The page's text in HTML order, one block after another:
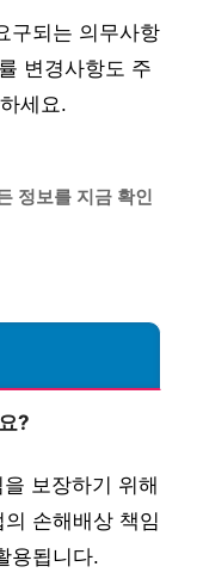
구되는 의무사항
변경사항도 주
세요.
정보를 지금 확인
?
보장하기 위해
손해배상 책임
용됩니다.